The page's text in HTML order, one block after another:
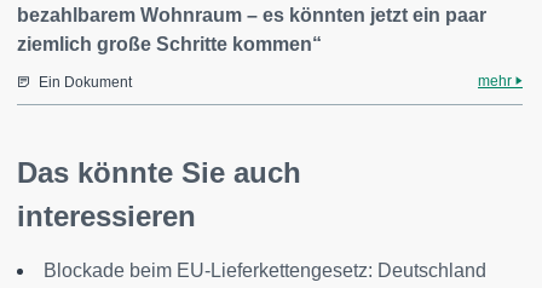
bezahlbarem Wohnraum – es könnten jetzt ein paar
ziemlich große Schritte kommen“
Ein Dokument mehr
Das könnte Sie auch
interessieren
Blockade beim EU-Lieferkettengesetz: Deutschland